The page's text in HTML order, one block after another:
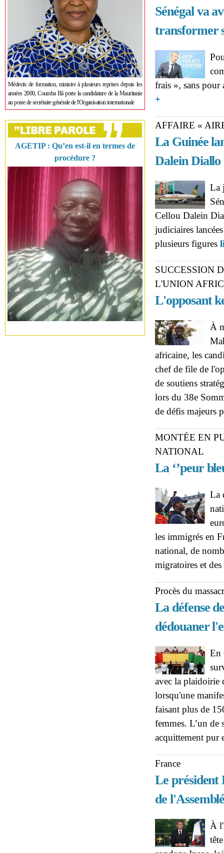
Médecin de formation, ministre à plusieurs reprises depuis les
années 2000, Coumba Bâ porte la candidature de la Mauritanie
au poste de secrétaire générale de l'Organisation internationale
AGETIP : Qu’en est-il en termes de
procédure ?
Sénégal va
transformer
frais », sans pour
+
AFFAIRE «
La Guinée
Dalein Diallo
La
Cellou Dalein
judiciaires
plusieurs figures
SUCCESSION
L'UNION
L'opposant
À
africaine, les
chef de file de
de soutiens
lors du 38e
de défis majeurs
MONTÉE EN
NATIONAL
La ‘’peur
La
les immigrés en
national, de
migratoires et
Procès du
La défense
dédouaner
En
avec la plaidoirie
lorsqu'une
faisant plus de
femmes. L’un de
acquittement pur
France
Le président
de
À